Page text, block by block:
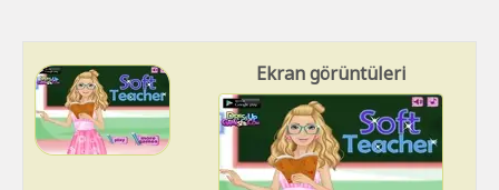
Ekran görüntüleri